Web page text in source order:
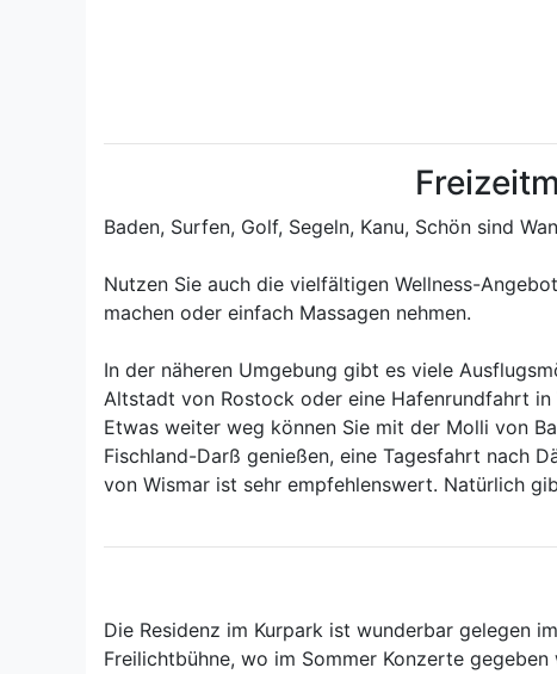
Baden, Surfen, Golf, Segeln, Kanu, Schön sind
Nutzen Sie auch die vielfältigen Wellness-
machen oder einfach Massagen nehmen.
In der näheren Umgebung gibt es viele
Altstadt von Rostock oder eine Hafenrundfahrt in
Etwas weiter weg können Sie mit der Molli von
Fischland-Darß genießen, eine Tagesfahrt nach
von Wismar ist sehr empfehlenswert. Natürlich
Die Residenz im Kurpark ist wunderbar gelegen
Freilichtbühne, wo im Sommer Konzerte gegeben